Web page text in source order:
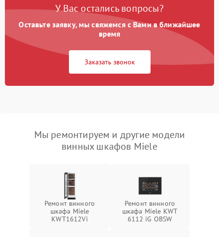
У Вас остались вопросы?
Оставьте заявку, мы свяжемся с Вами в ближайшее
время
Заказать звонок
Мы ремонтируем и другие модели
винных шкафов Miele
Ремонт винного
шкафа Miele
KWT1612Vi
Ремонт винного
шкафа Miele KWT
6112 iG OBSW